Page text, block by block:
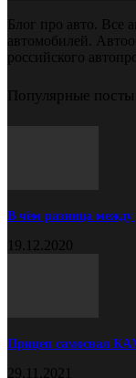
Блог про авто. Все
автомобилей.
российского
Популярные посты
В чём разница между
19.12.2020
Прицеп самосвал
29.11.2021